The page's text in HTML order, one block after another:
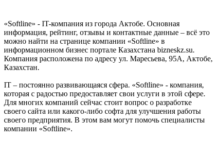
«Softline» - IT-компания из города Актобе. Основная
информация, рейтинг, отзывы и контактные данные – всё это
можно найти на странице компании «Softline» в
информационном бизнес портале Казахстана bizneskz.su.
Компания расположена по адресу ул. Маресьева, 95А, Актобе,
Казахстан.
IT – постоянно развивающаяся сфера. «Softline» - компания,
которая с радостью предоставляет свои услуги в этой сфере.
Для многих компаний сейчас стоит вопрос о разработке
своего сайта или какого-либо софта для улучшения работы
своего предприятия. В этом вам могут помочь специалисты
компании «Softline».